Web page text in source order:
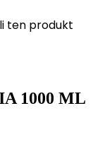
ten produkt
1000 ML